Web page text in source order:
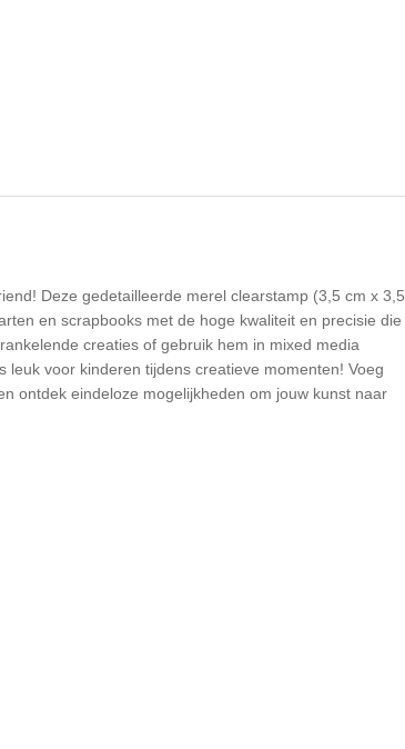
Deze gedetailleerde merel clearstamp (3,5 cm x 3,5
en scrapbooks met de hoge kwaliteit en precisie die
creaties of gebruik hem in mixed media
voor kinderen tijdens creatieve momenten! Voeg
ontdek eindeloze mogelijkheden om jouw kunst naar